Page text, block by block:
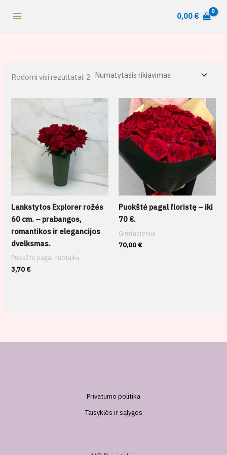
0,00 €
Rodomi visi rezultatai: 2
Lankstytos Explorer rožės
60 cm. – prabangos,
romantikos ir elegancijos
dvelksmas.
Puokštė pagal nuotaiką
3,70 €
Puokštė pagal floristę – iki
70 €.
Gimtadieniui
70,00 €
Privatumo politika
Taisyklės ir sąlygos